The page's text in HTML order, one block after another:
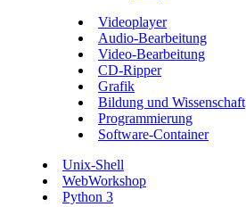
Videoplayer
Audio-Bearbeitung
Video-Bearbeitung
CD-Ripper
Grafik
Bildung und Wissenschaft
Programmierung
Software-Container
Unix-Shell
WebWorkshop
Python 3